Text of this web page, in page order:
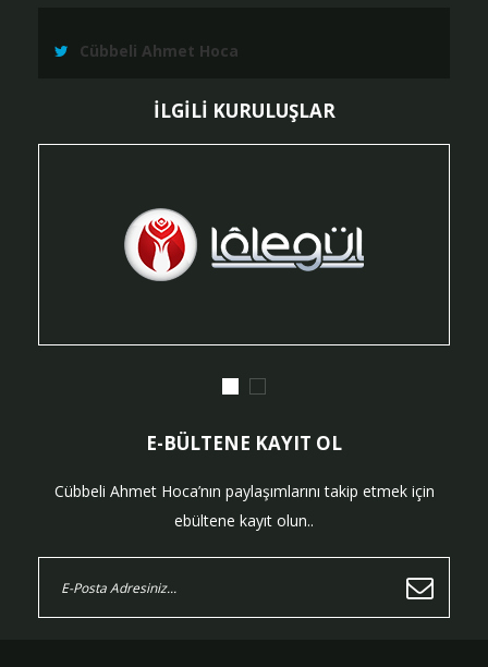
Cübbeli Ahmet Hoca
İLGİLİ KURULUŞLAR
E-BÜLTENE KAYIT OL
Cübbeli Ahmet Hoca’nın paylaşımlarını takip etmek için
ebültene kayıt olun..